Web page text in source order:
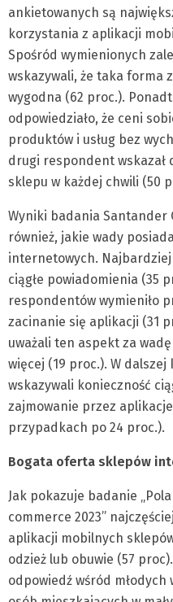
ankietowanych są
korzystania z aplikacji
Spośród wymienionych
wskazywali, że taka forma
wygodna (62 proc.).
odpowiedziało, że ceni
produktów i usług bez
drugi respondent
sklepu w każdej chwili (50
Wyniki badania Santander
również, jakie wady
internetowych.
ciągłe powiadomienia (35
respondentów wymieniło
zacinanie się aplikacji (31
uważali ten aspekt za
więcej (19 proc.). W
wskazywali konieczność
zajmowanie przez
przypadkach po 24 proc.).
Bogata oferta sklepów
Jak pokazuje badanie
commerce 2023”
aplikacji mobilnych
odzież lub obuwie (57
odpowiedź wśród młodych